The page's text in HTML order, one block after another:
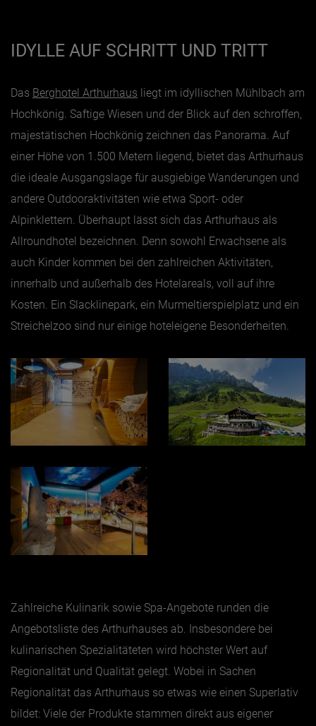
Februar
März
April
Juli
August
September
Oktober
November
IDYLLE AUF SCHRITT UND TRITT
Das Berghotel Arthurhaus liegt im idyllischen Mühlbach am
Hochkönig. Saftige Wiesen und der Blick auf den schroffen,
majestätischen Hochkönig zeichnen das Panorama. Auf
einer Höhe von 1.500 Metern liegend, bietet das Arthurhaus
die ideale Ausgangslage für ausgiebige Wanderungen und
andere Outdooraktivitäten wie etwa Sport- oder
Alpinklettern. Überhaupt lässt sich das Arthurhaus als
Allroundhotel bezeichnen. Denn sowohl Erwachsene als
auch Kinder kommen bei den zahlreichen Aktivitäten,
innerhalb und außerhalb des Hotelareals, voll auf ihre
Kosten. Ein Slacklinepark, ein Murmeltierspielplatz und ein
Streichelzoo sind nur einige hoteleigene Besonderheiten.
Zahlreiche Kulinarik sowie Spa-Angebote runden die
Angebotsliste des Arthurhauses ab. Insbesondere bei
kulinarischen Spezialitäteten wird höchster Wert auf
Regionalität und Qualität gelegt. Wobei in Sachen
Regionalität das Arthurhaus so etwas wie einen Superlativ
bildet: Viele der Produkte stammen direkt aus eigener